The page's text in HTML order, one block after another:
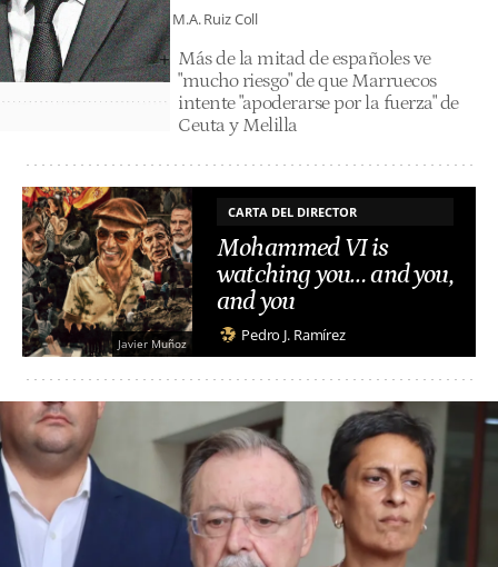
M.A. Ruiz Coll
Más de la mitad de españoles ve
"mucho riesgo" de que Marruecos
intente "apoderarse por la fuerza" de
Ceuta y Melilla
Javier Muñoz
CARTA DEL DIRECTOR
Mohammed VI is
watching you… and you,
and you
Pedro J. Ramírez